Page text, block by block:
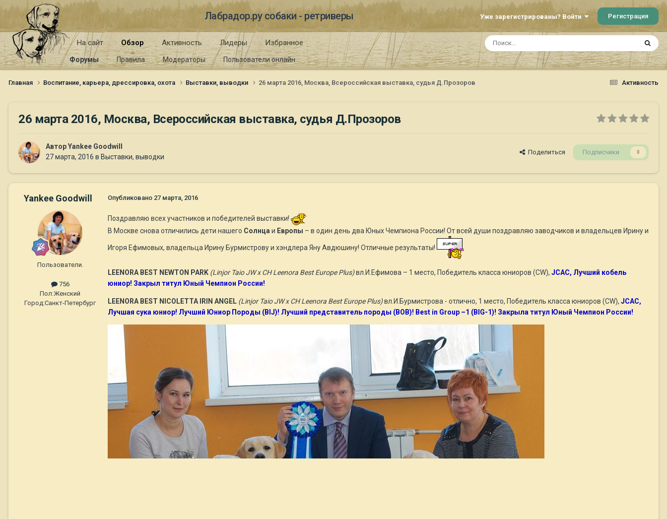
Лабрадор.ру собаки - ретриверы Уже зарегистрированы? Войти Регистрация
На сайт Обзор
Форумы Правила Модераторы Пользователи онлайн
Активность Лидеры Избранное
Активность
Главная Воспитание, карьера, дрессировка, охота Выставки, выводки 26 марта 2016, Москва, Всероссийская выставка, судья Д.Прозоров
26 марта 2016, Москва, Всероссийская выставка, судья Д.Прозоров
АвторYankee Goodwill
27 марта, 2016 в Выставки, выводки
Поделиться Подписчики 0
Yankee Goodwill
Пользователи.
756
Пол:Женский
Город:Санкт-Петербург
Опубликовано 27 марта, 2016
Поздравляю всех участников и победителей выставки!
В Москве снова отличились дети нашего Солнца и Европы – в один день два Юных Чемпиона России! От всей души поздравляю заводчиков и владельцев Ирину и
Игоря Ефимовых, владельца Ирину Бурмистрову и хэндлера Яну Авдюшину! Отличные результаты!
LEENORA BEST NEWTON PARK (Linjor Taio JW x CH Leenora Best Europe Plus)вл.И.Ефимова – 1 место, Победитель класса юниоров (CW), JСАС, Лучший кобель
юниор! Закрыл титул Юный Чемпион России!
LEENORA BEST NICOLETTA IRIN ANGEL (Linjor Taio JW x CH Leenora Best Europe Plus)вл.И.Бурмистрова - отлично, 1 место, Победитель класса юниоров (CW), JСАС,
Лучшая сука юниор! Лучший Юниор Породы (BIJ)! Лучший представитель породы (BOB)! Best in Group –1 (BIG-1)! Закрыла титул Юный Чемпион России!